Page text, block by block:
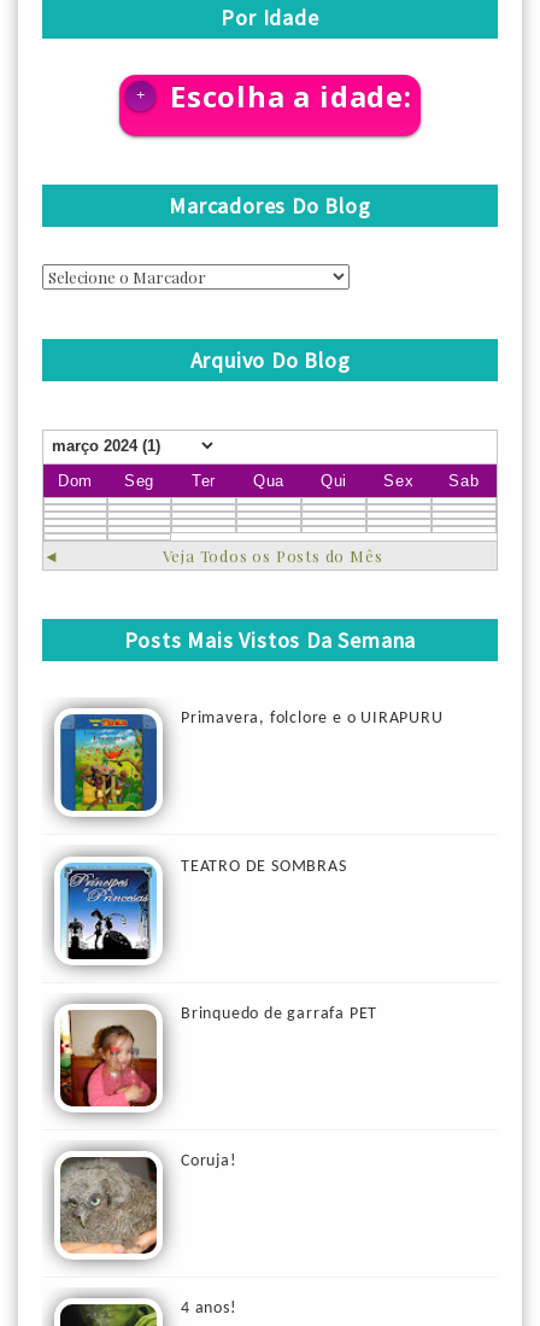
Por Idade
+ Escolha a idade:
Marcadores Do Blog
Arquivo Do Blog
Dom Seg Ter Qua Qui Sex Sab
◄ Veja Todos os Posts do Mês
Posts Mais Vistos Da Semana
Primavera, folclore e o UIRAPURU
TEATRO DE SOMBRAS
Brinquedo de garrafa PET
Coruja!
4 anos!